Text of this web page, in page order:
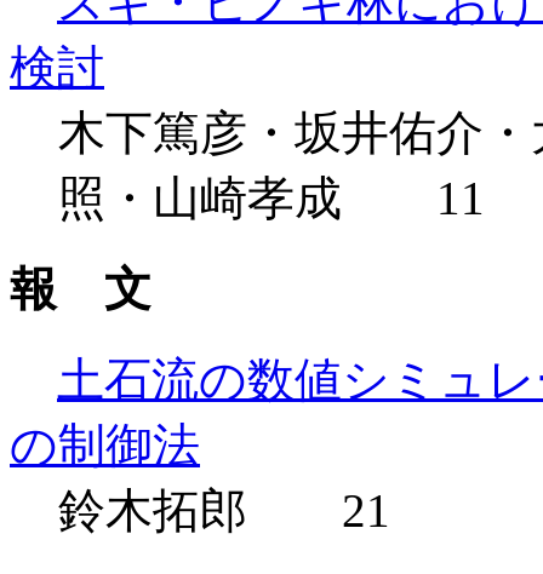
検討
木下篤彦・坂井佑介
照・山崎孝成 11
報 文
土石流の数値シミュ
の制御法
鈴木拓郎 21